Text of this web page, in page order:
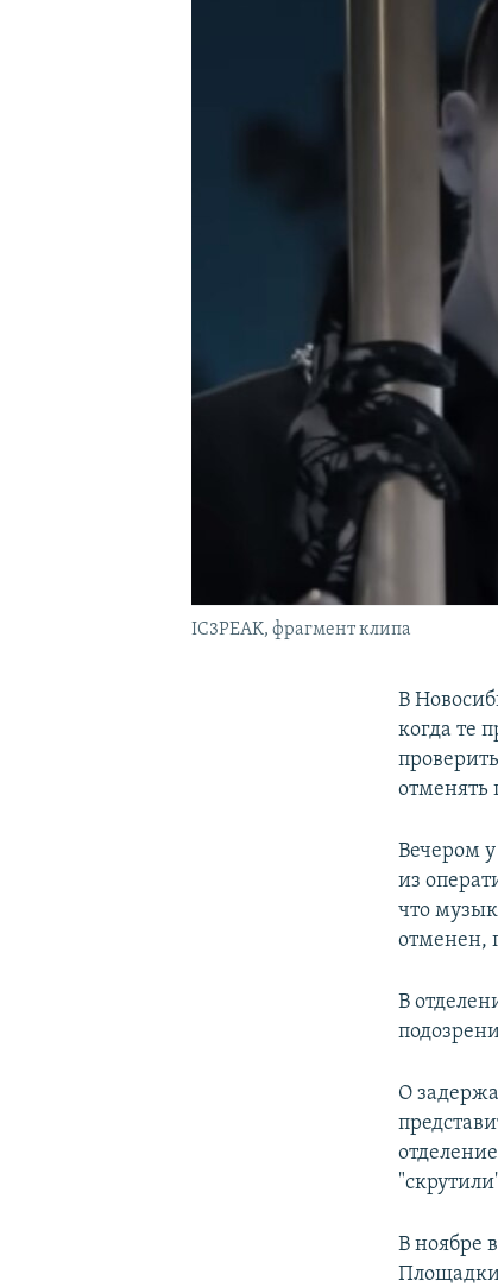
IC3PEAK, фрагмент клипа
В
когда те
отменять
Вечером
из
что
отменен,
В
О
В ноябре
Площадки